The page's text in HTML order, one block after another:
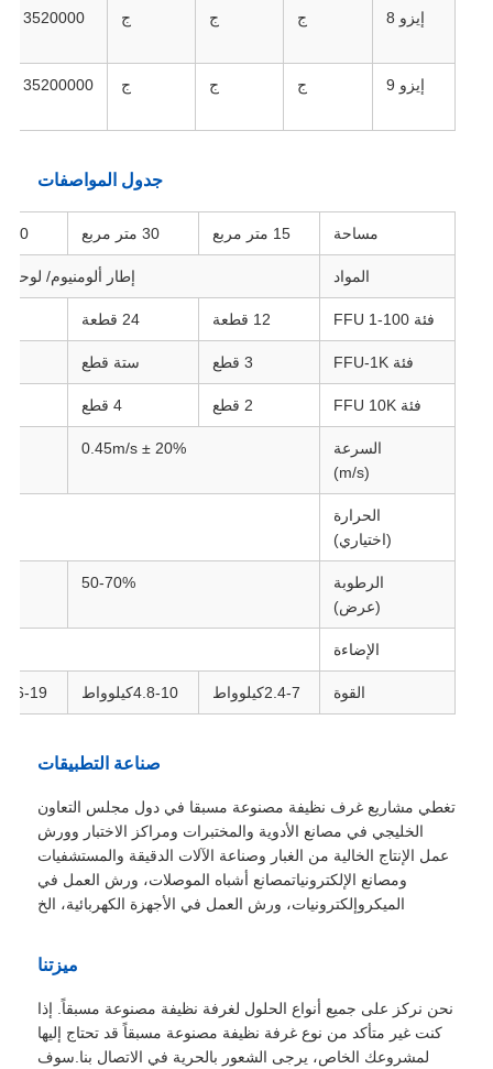
إيزو 8 ج ج ج 3520000
إيزو 9 ج ج ج 35200000
جدول المواصفات
مساحة 15 متر مربع 30 متر مربع 50 متر مربع
المواد إطار ألومنيوم/ لوحة
فئة FFU 1-100 12 قطعة 24 قطعة
فئة FFU-1K 3 قطع ستة قطع
فئة FFU 10K 2 قطع 4 قطع
السرعة
(m/s)
0.45m/s ± 20%
الحرارة
(اختياري)
الرطوبة
(عرض)
50-70%
الإضاءة
القوة 2.4-7كيلوواط 4.8-10كيلوواط 9.6-19كيلوواط
صناعة التطبيقات
تغطي مشاريع غرف نظيفة مصنوعة مسبقا في دول مجلس التعاون
الخليجي في مصانع الأدوية والمختبرات ومراكز الاختبار وورش
عمل الإنتاج الخالية من الغبار وصناعة الآلات الدقيقة والمستشفيات
ومصانع الإلكترونياتمصانع أشباه الموصلات، ورش العمل في
الميكروإلكترونيات، ورش العمل في الأجهزة الكهربائية، الخ
ميزتنا
نحن نركز على جميع أنواع الحلول لغرفة نظيفة مصنوعة مسبقاً. إذا
كنت غير متأكد من نوع غرفة نظيفة مصنوعة مسبقاً قد تحتاج إليها
لمشروعك الخاص، يرجى الشعور بالحرية في الاتصال بنا.سوف